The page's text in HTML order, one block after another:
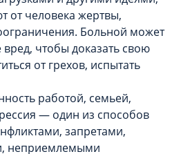
от человека жертвы,
Больной может
чтобы доказать свою
от грехов, испытать
работой, семьей,
— один из способов
запретами,
неприемлемыми